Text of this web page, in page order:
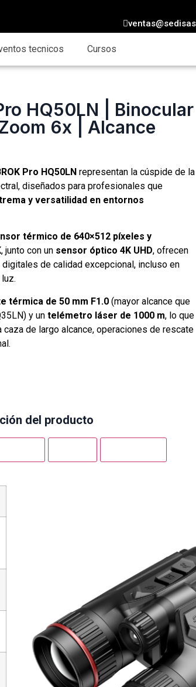
tecnicos Cursos
HQ50LN | Binocular
6x | Alcance
Pro HQ50LN representan la cúspide de la
diseñados para profesionales que
y versatilidad en entornos
térmico de 640×512 píxeles y
, junto con un sensor óptico 4K UHD, ofrecen
de calidad excepcional, incluso en
térmica de 50 mm F1.0 (mayor alcance que
y untelémetro láser de 1000 m, lo que
caza de largo alcance, operaciones de rescate
del producto